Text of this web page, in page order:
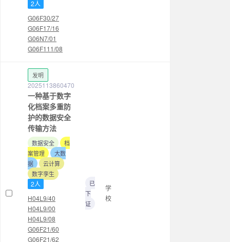
2人
G06F30/27
G06F17/16
G06N7/01
G06F111/08
发明
2025113860470
一种基于数字
化档案多重防
护的数据安全
传输方法
数据安全
档
案管理
大数
据
云计算
数字孪生
2人
H04L9/40
H04L9/00
H04L9/08
G06F21/60
G06F21/62
已
下
证
学
校